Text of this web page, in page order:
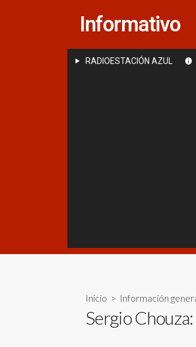
Informativo
RADIOESTACIÓN AZUL
Inicio > Información
Sergio